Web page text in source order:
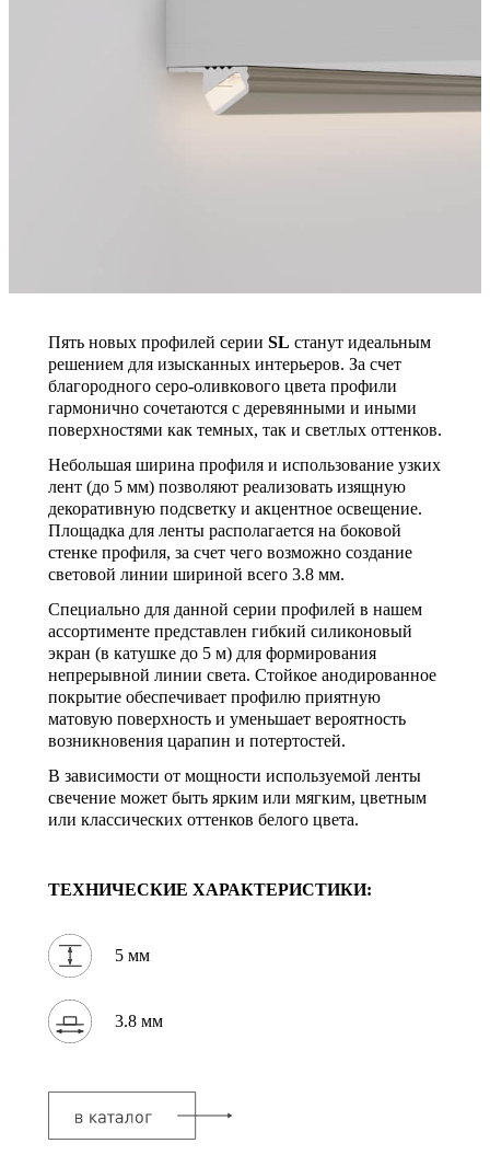
Пять новых профилей серии SL станут идеальным
решением для изысканных интерьеров. За счет
благородного серо-оливкового цвета профили
гармонично сочетаются с деревянными и иными
поверхностями как темных, так и светлых оттенков.
Небольшая ширина профиля и использование узких
лент (до 5 мм) позволяют реализовать изящную
декоративную подсветку и акцентное освещение.
Площадка для ленты располагается на боковой
стенке профиля, за счет чего возможно создание
световой линии шириной всего 3.8 мм.
Специально для данной серии профилей в нашем
ассортименте представлен гибкий силиконовый
экран (в катушке до 5 м) для формирования
непрерывной линии света. Стойкое анодированное
покрытие обеспечивает профилю приятную
матовую поверхность и уменьшает вероятность
возникновения царапин и потертостей.
В зависимости от мощности используемой ленты
свечение может быть ярким или мягким, цветным
или классических оттенков белого цвета.
ТЕХНИЧЕСКИЕ ХАРАКТЕРИСТИКИ:
5 мм
3.8 мм